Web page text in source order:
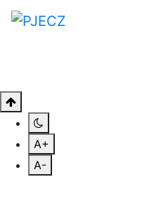
A+
A-